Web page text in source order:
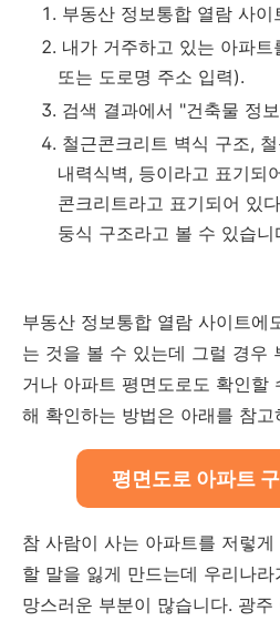
부동산 정보통합 열람 사이
내가 거주하고 있는 아파
또는 도로명 주소 입력).
검색 결과에서 "건축물 정
철근콘크리트 벽식 구조,
내력식벽, 등이라고 표기되
콘크리트라고 표기되어 있
둥식 구조라고 볼 수 있습니
부동산 정보통합 열람 사이트에
는 것을 볼 수 있는데 그럴 경우
거나 아파트 평면도로도 확인할
해 확인하는 방법은 아래를 참고
평면도로 아파트
참 사람이 사는 아파트를 저렇
할 말을 잃게 만드는데 우리나
망스러운 부분이 많습니다. 광